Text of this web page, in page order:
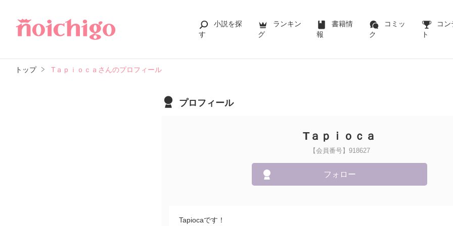
小説を探
す
ランキン
グ
書籍情
報
コミッ
ク
コ
ト
トップ Tａｐｉｏｃａさんのプロフィール
プロフィール
Tａｐｉｏｃａ
【会員番号】918627
フォロー
Tapiocaです！